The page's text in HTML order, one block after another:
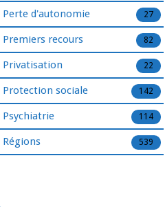
Perte d'autonomie 27
Premiers recours 82
Privatisation 22
Protection sociale 142
Psychiatrie 114
Régions 539